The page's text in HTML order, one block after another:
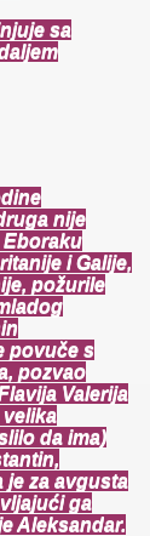
sa
nije
Eboraku
i Galije,
požurile
povuče s
pozvao
Valerija
velika
da ima)
je za avgusta
ga
Aleksandar.